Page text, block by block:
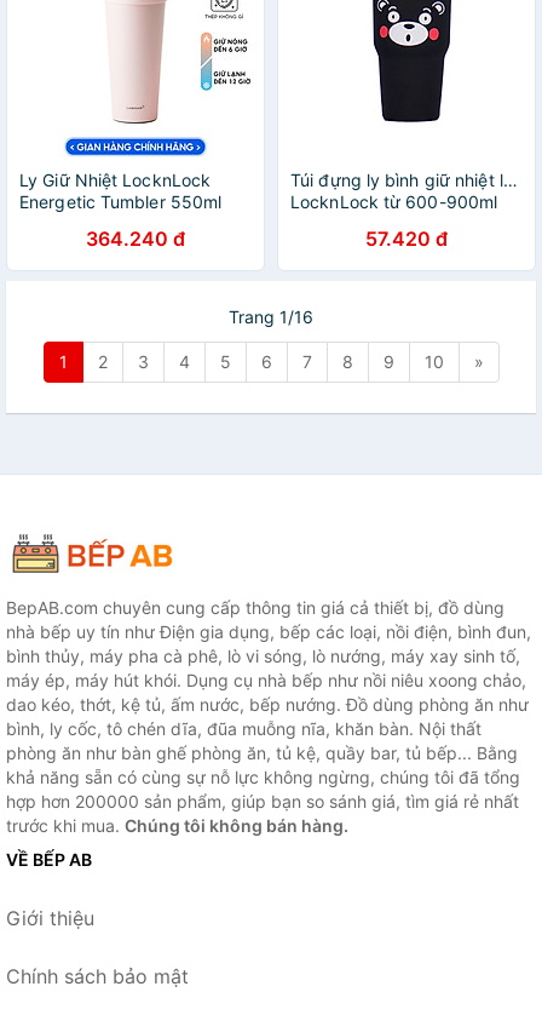
Ly Giữ Nhiệt LocknLock
Energetic Tumbler 550ml
LHC3249LPIKS01, Hàng
Chính Hãng-JoyMall
364.240 đ
Túi đựng ly bình giữ nhiệt lớn
LocknLock từ 600-900ml
57.420 đ
Trang 1/16
1 2 3 4 5 6 7 8 9 10 »
BepAB.com chuyên cung cấp thông tin giá cả thiết bị, đồ dùng
nhà bếp uy tín như Điện gia dụng, bếp các loại, nồi điện, bình đun,
bình thủy, máy pha cà phê, lò vi sóng, lò nướng, máy xay sinh tố,
máy ép, máy hút khói. Dụng cụ nhà bếp như nồi niêu xoong chảo,
dao kéo, thớt, kệ tủ, ấm nước, bếp nướng. Đồ dùng phòng ăn như
bình, ly cốc, tô chén dĩa, đũa muỗng nĩa, khăn bàn. Nội thất
phòng ăn như bàn ghế phòng ăn, tủ kệ, quầy bar, tủ bếp... Bằng
khả năng sẵn có cùng sự nỗ lực không ngừng, chúng tôi đã tổng
hợp hơn 200000 sản phẩm, giúp bạn so sánh giá, tìm giá rẻ nhất
trước khi mua. Chúng tôi không bán hàng.
VỀ BẾP AB
Giới thiệu
Chính sách bảo mật